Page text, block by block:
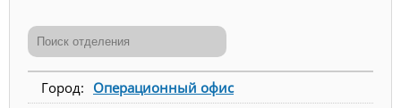
Операционный офис